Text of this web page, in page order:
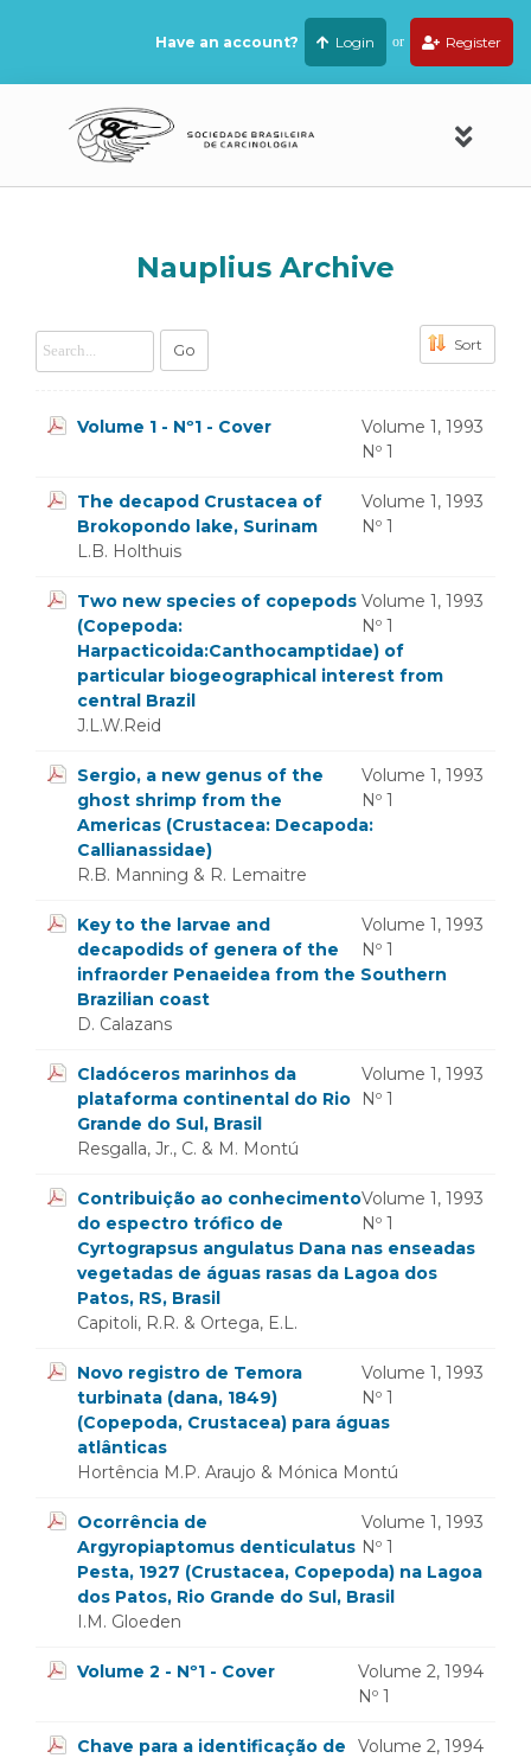
Have an account? Login or Register
Nauplius Archive
Sort
Go
Volume 1, 1993
Nº 1
Volume 1 - Nº1 - Cover
Volume 1, 1993
Nº 1
The decapod Crustacea of
Brokopondo lake, Surinam
L.B. Holthuis
Volume 1, 1993
Nº 1
Two new species of copepods
(Copepoda:
Harpacticoida:Canthocamptidae) of
particular biogeographical interest from
central Brazil
J.L.W.Reid
Volume 1, 1993
Nº 1
Sergio, a new genus of the
ghost shrimp from the
Americas (Crustacea: Decapoda:
Callianassidae)
R.B. Manning & R. Lemaitre
Volume 1, 1993
Nº 1
Key to the larvae and
decapodids of genera of the
infraorder Penaeidea from the Southern
Brazilian coast
D. Calazans
Volume 1, 1993
Nº 1
Cladóceros marinhos da
plataforma continental do Rio
Grande do Sul, Brasil
Resgalla, Jr., C. & M. Montú
Volume 1, 1993
Nº 1
Contribuição ao conhecimento
do espectro trófico de
Cyrtograpsus angulatus Dana nas enseadas
vegetadas de águas rasas da Lagoa dos
Patos, RS, Brasil
Capitoli, R.R. & Ortega, E.L.
Volume 1, 1993
Nº 1
Novo registro de Temora
turbinata (dana, 1849)
(Copepoda, Crustacea) para águas
atlânticas
Hortência M.P. Araujo & Mónica Montú
Volume 1, 1993
Nº 1
Ocorrência de
Argyropiaptomus denticulatus
Pesta, 1927 (Crustacea, Copepoda) na Lagoa
dos Patos, Rio Grande do Sul, Brasil
I.M. Gloeden
Volume 2, 1994
Nº 1
Volume 2 - Nº1 - Cover
Volume 2, 1994
Chave para a identificação de